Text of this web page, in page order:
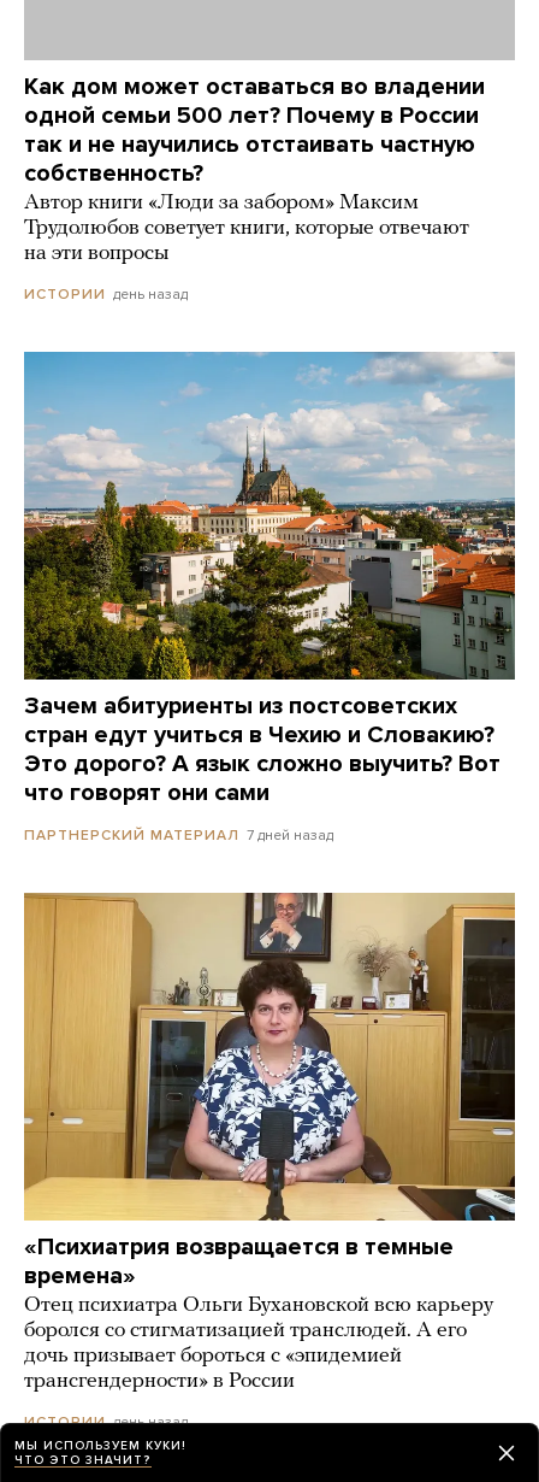
Как дом может оставаться во владении
одной семьи 500 лет? Почему в России
так и не научились отстаивать частную
собственность?
Автор книги «Люди за забором» Максим
Трудолюбов советует книги, которые отвечают
на эти вопросы
ИСТОРИИ день назад
Зачем абитуриенты из постсоветских
стран едут учиться в Чехию и Словакию?
Это дорого? А язык сложно выучить? Вот
что говорят они сами
ПАРТНЕРСКИЙ МАТЕРИАЛ 7 дней назад
«Психиатрия возвращается в темные
времена»
Отец психиатра Ольги Бухановской всю карьеру
боролся со стигматизацией транслюдей. А его
дочь призывает бороться с «эпидемией
трансгендерности» в России
ИСТОРИИ день назад
МЫ ИСПОЛЬЗУЕМ КУКИ!
ЧТО ЭТО ЗНАЧИТ?